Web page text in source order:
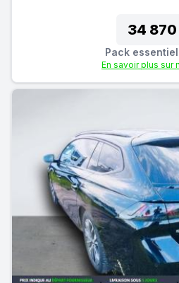
34 870
Pack
En savoir plus sur